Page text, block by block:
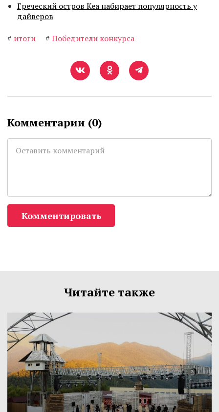
Греческий остров Кеа набирает популярность у
дайверов
# итоги # Победители конкурса
Комментарии (0)
Комментировать
Читайте также